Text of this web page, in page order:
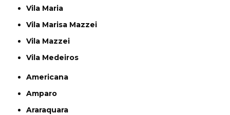
Vila Maria
Vila Marisa Mazzei
Vila Mazzei
Vila Medeiros
Americana
Amparo
Araraquara